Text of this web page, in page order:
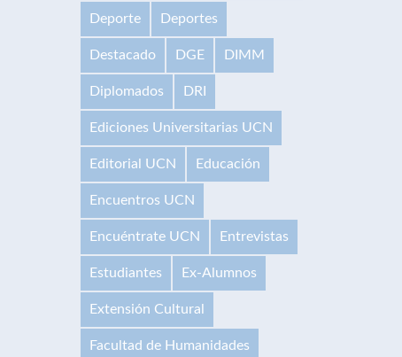
Deporte Deportes
Destacado DGE DIMM
Diplomados DRI
Ediciones Universitarias UCN
Editorial UCN Educación
Encuentros UCN
Encuéntrate UCN Entrevistas
Estudiantes Ex-Alumnos
Extensión Cultural
Facultad de Humanidades